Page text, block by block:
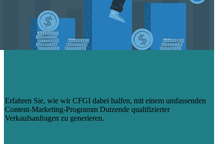
Erfahren Sie, wie wir CFGI dabei halfen, mit einem umfassenden
Content-Marketing-Programm Dutzende qualifizierter
Verkaufsanfragen zu generieren.